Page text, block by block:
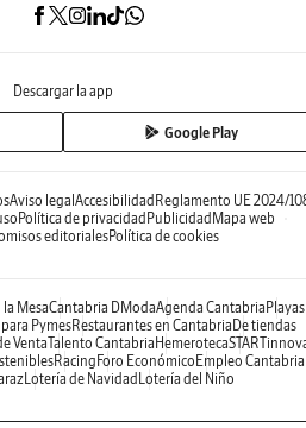
Descargar la app
Google Play
Aviso legal Accesibilidad Reglamento UE 2024/
Política de privacidad Publicidad Mapa web
editorialesPolítica de cookies
MesaCantabria DModaAgenda Cantabria Playas
PymesRestaurantes en Cantabria De tiendas
VentaTalento Cantabria Hemeroteca
Racing Foro Económico Empleo Cantabria
Lotería de Navidad Lotería del Niño